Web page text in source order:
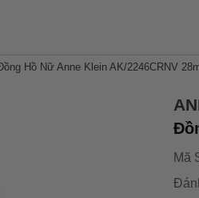
Hồ Nữ Anne Klein AK/2246CRNV
Mã